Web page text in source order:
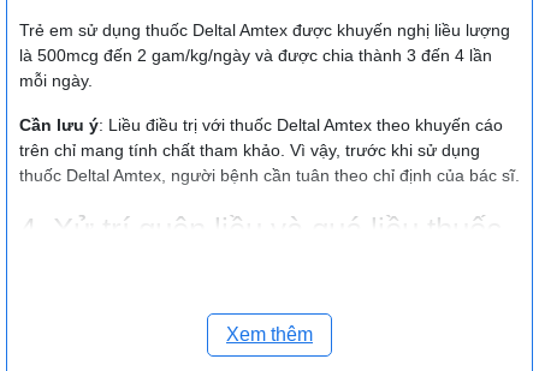
Trẻ em sử dụng thuốc Deltal Amtex được khuyến nghị liều lượng
là 500mcg đến 2 gam/kg/ngày và được chia thành 3 đến 4 lần
mỗi ngày.
Cần lưu ý: Liều điều trị với thuốc Deltal Amtex theo khuyến cáo
trên chỉ mang tính chất tham khảo. Vì vậy, trước khi sử dụng
thuốc Deltal Amtex, người bệnh cần tuân theo chỉ định của bác sĩ.
4. Xử trí quên liều và quá liều thuốc
Nếu quên liều Deltal Amtex hãy sử dụng khi nhớ ra vào lúc sớm
nhất. Tuy nhiên, khoảng cách giữa liều Deltal Amtex quên và liều
Xem thêm